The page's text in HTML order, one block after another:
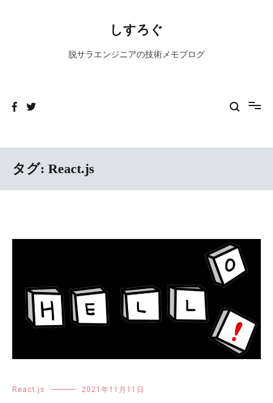
しすろぐ
脱サラエンジニアの技術メモブログ
タグ: React.js
React.js 2021年11月11日